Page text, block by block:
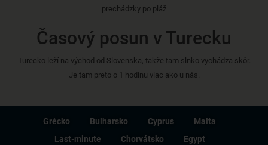
prechádzky po pláž
Časový posun v Turecku
Turecko leží na východ od Slovenska, takže tam slnko vychádza skôr.
Je tam preto o 1 hodinu viac ako u nás.
Grécko Bulharsko Cyprus
Malta
Last-minute
Chorvátsko Egypt